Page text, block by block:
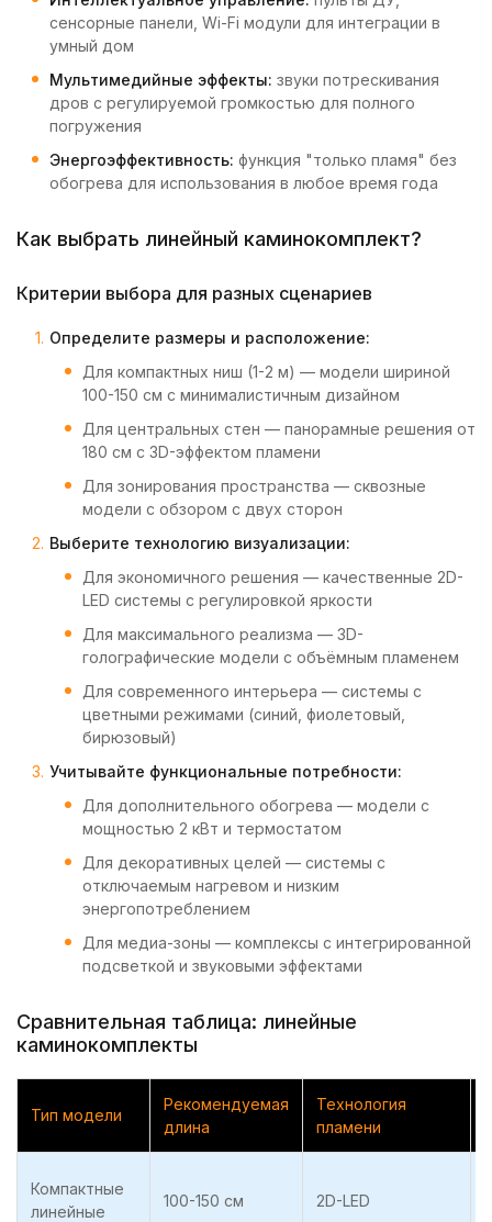
сенсорные панели, Wi-Fi модули для интеграции в
умный дом
Мультимедийные эффекты: звуки потрескивания
дров с регулируемой громкостью для полного
погружения
Энергоэффективность: функция "только пламя" без
обогрева для использования в любое время года
Как выбрать линейный каминокомплект?
Критерии выбора для разных сценариев
Определите размеры и расположение:
Для компактных ниш (1-2 м) — модели шириной
100-150 см с минималистичным дизайном
Для центральных стен — панорамные решения от
180 см с 3D-эффектом пламени
Для зонирования пространства — сквозные
модели с обзором с двух сторон
Выберите технологию визуализации:
Для экономичного решения — качественные 2D-
LED системы с регулировкой яркости
Для максимального реализма — 3D-
голографические модели с объёмным пламенем
Для современного интерьера — системы с
цветными режимами (синий, фиолетовый,
бирюзовый)
Учитывайте функциональные потребности:
Для дополнительного обогрева — модели с
мощностью 2 кВт и термостатом
Для декоративных целей — системы с
отключаемым нагревом и низким
энергопотреблением
Для медиа-зоны — комплексы с интегрированной
подсветкой и звуковыми эффектами
Сравнительная таблица: линейные
каминокомплекты
Тип модели
Рекомендуемая
длина
Технология
пламени
Компактные
линейные
100-150 см 2D-LED